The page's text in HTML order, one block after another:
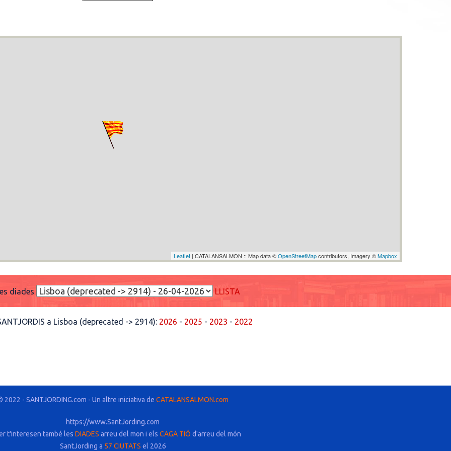
Leaflet | CATALANSALMON :: Map data ©OpenStreetMapcontributors, Imagery ©Mapbox
diades LLISTA
a Lisboa (deprecated -> 2914): 2026 - 2025 - 2023 - 2022
2022 - SANTJORDING.com - Un altre iniciativa de CATALANSALMON.com
https://www.SantJording.com
t'interesen també les DIADES arreu del mon i els CAGA TIÓ d'arreu del món
SantJording a 57 CIUTATS el 2026